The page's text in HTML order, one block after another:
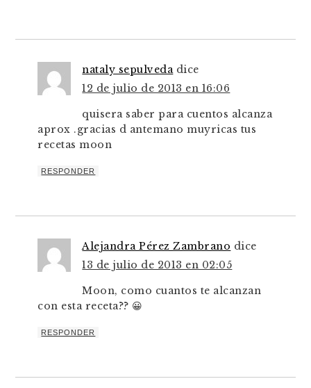
nataly sepulveda dice
12 de julio de 2013 en 16:06
quisera saber para cuentos alcanza
aprox .gracias d antemano muyricas tus
recetas moon
RESPONDER
Alejandra Pérez Zambrano dice
13 de julio de 2013 en 02:05
Moon, como cuantos te alcanzan
con esta receta?? 😀
RESPONDER